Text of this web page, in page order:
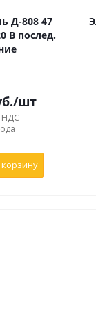
краново-
вращения):
якоря:
ИСПОЛНЕНИЯ
Д-808 47
В послед.
/шт
НДС